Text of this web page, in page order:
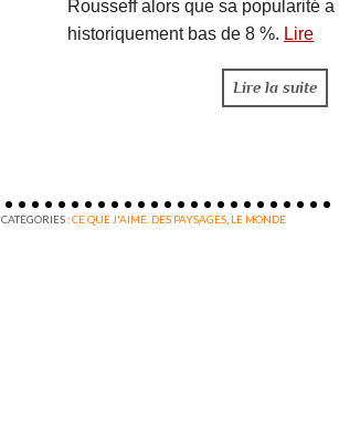
Rousseff alors que sa popularité
historiquement bas de 8 %. Lire
Lire la suite
CATÉGORIES :CE QUE J'AIME. DES PAYSAGES LE MONDE